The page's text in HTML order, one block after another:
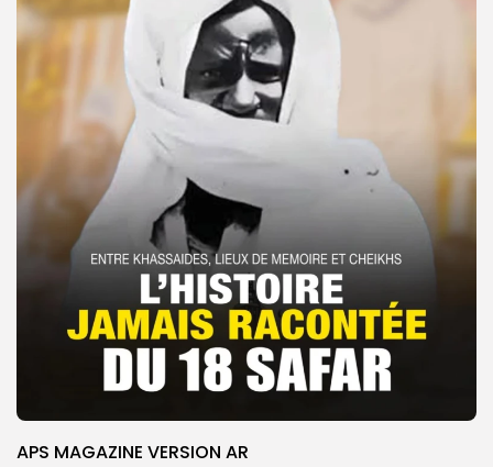
APS MAGAZINE VERSION AR